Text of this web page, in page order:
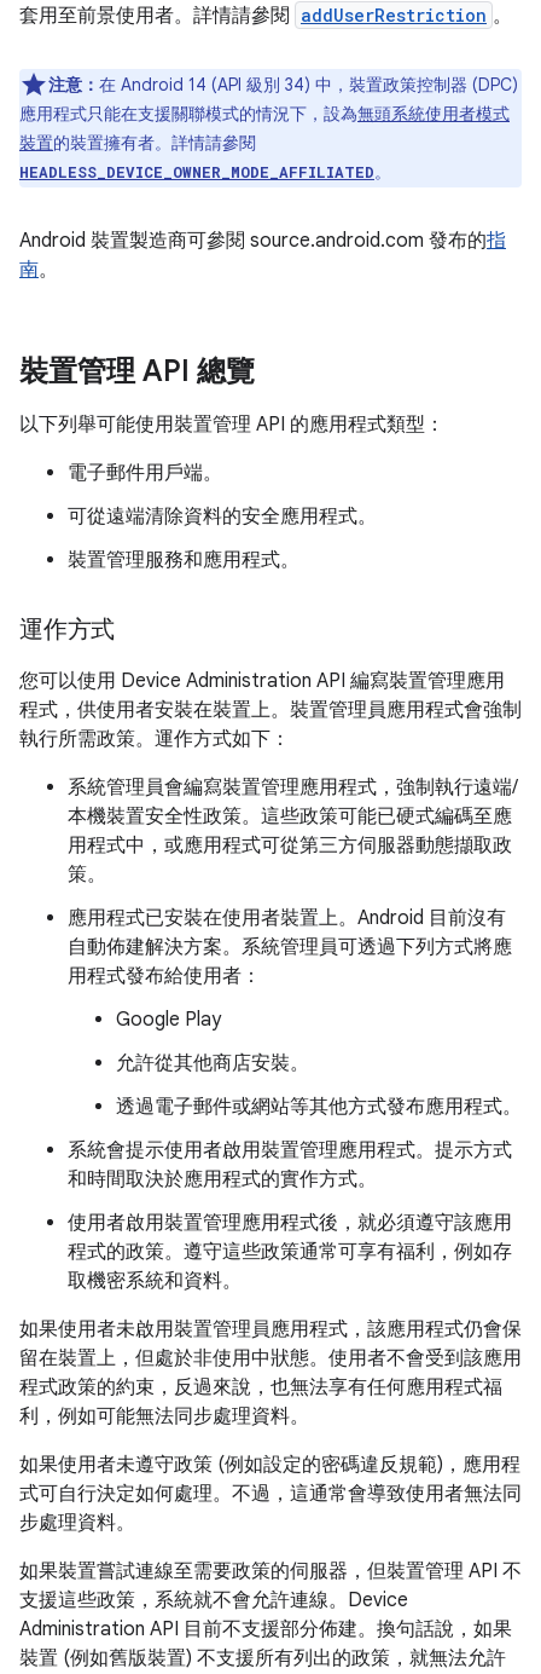
套用至前景使用者。詳情請參閱
addUserRestriction 。
注意： 在 Android 14 (API 級別 34) 中，裝置政策控制器 (DPC)
應用程式只能在支援關聯模式的情況下，設為無頭系統使用者模式
裝置的裝置擁有者。詳情請參閱
HEADLESS_DEVICE_OWNER_MODE_AFFILIATED。
Android 裝置製造商可參閱 source.android.com 發布的指
南。
裝置管理 API 總覽
以下列舉可能使用裝置管理 API 的應用程式類型：
電子郵件用戶端。
可從遠端清除資料的安全應用程式。
裝置管理服務和應用程式。
運作方式
您可以使用 Device Administration API 編寫裝置管理應用
程式，供使用者安裝在裝置上。裝置管理員應用程式會強制
執行所需政策。運作方式如下：
系統管理員會編寫裝置管理應用程式，強制執行遠端/
本機裝置安全性政策。這些政策可能已硬式編碼至應
用程式中，或應用程式可從第三方伺服器動態擷取政
策。
應用程式已安裝在使用者裝置上。Android 目前沒有
自動佈建解決方案。系統管理員可透過下列方式將應
用程式發布給使用者：
Google Play
允許從其他商店安裝。
透過電子郵件或網站等其他方式發布應用程式。
系統會提示使用者啟用裝置管理應用程式。提示方式
和時間取決於應用程式的實作方式。
使用者啟用裝置管理應用程式後，就必須遵守該應用
程式的政策。遵守這些政策通常可享有福利，例如存
取機密系統和資料。
如果使用者未啟用裝置管理員應用程式，該應用程式仍會保
留在裝置上，但處於非使用中狀態。使用者不會受到該應用
程式政策的約束，反過來說，也無法享有任何應用程式福
利，例如可能無法同步處理資料。
如果使用者未遵守政策 (例如設定的密碼違反規範)，應用程
式可自行決定如何處理。不過，這通常會導致使用者無法同
步處理資料。
如果裝置嘗試連線至需要政策的伺服器，但裝置管理 API 不
支援這些政策，系統就不會允許連線。Device
Administration API 目前不支援部分佈建。換句話說，如果
裝置 (例如舊版裝置) 不支援所有列出的政策，就無法允許